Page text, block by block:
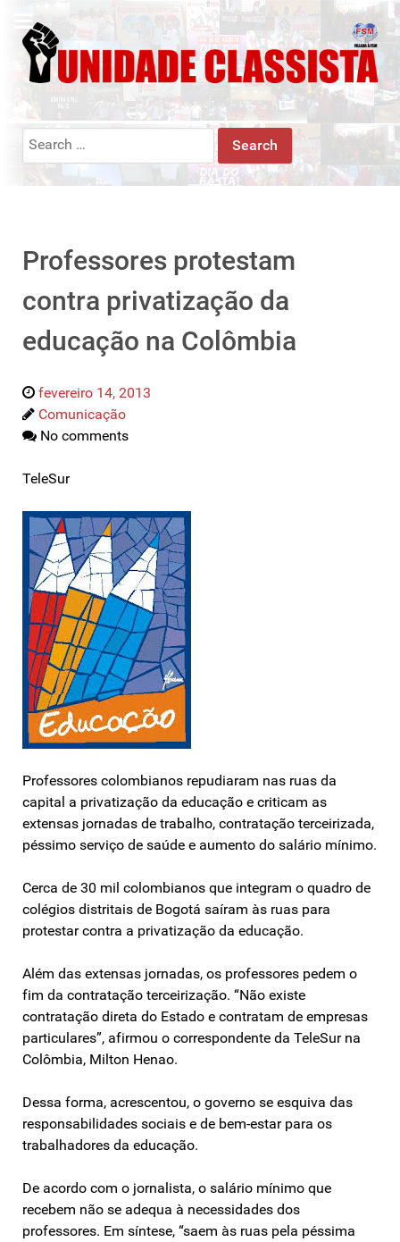
Search
Professores protestam
contra privatização da
educação na Colômbia
fevereiro 14, 2013
Comunicação
No comments
TeleSur
Professores colombianos repudiaram nas ruas da
capital a privatização da educação e criticam as
extensas jornadas de trabalho, contratação terceirizada,
péssimo serviço de saúde e aumento do salário mínimo.
Cerca de 30 mil colombianos que integram o quadro de
colégios distritais de Bogotá saíram às ruas para
protestar contra a privatização da educação.
Além das extensas jornadas, os professores pedem o
fim da contratação terceirização. “Não existe
contratação direta do Estado e contratam de empresas
particulares”, afirmou o correspondente da TeleSur na
Colômbia, Milton Henao.
Dessa forma, acrescentou, o governo se esquiva das
responsabilidades sociais e de bem-estar para os
trabalhadores da educação.
De acordo com o jornalista, o salário mínimo que
recebem não se adequa à necessidades dos
professores. Em síntese, “saem às ruas pela péssima